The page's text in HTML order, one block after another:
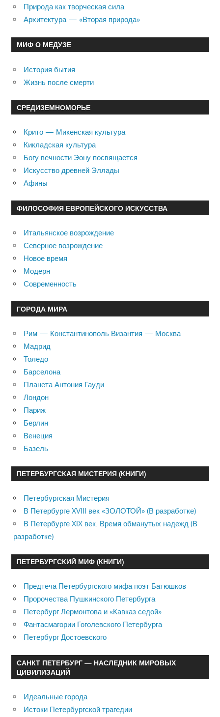
Природа как творческая сила
Архитектура — «Вторая природа»
МИФ О МЕДУЗЕ
История бытия
Жизнь после смерти
СРЕДИЗЕМНОМОРЬЕ
Крито — Микенская культура
Кикладская культура
Богу вечности Эону посвящается
Искусство древней Эллады
Афины
ФИЛОСОФИЯ ЕВРОПЕЙСКОГО ИСКУССТВА
Итальянское возрождение
Северное возрождение
Новое время
Модерн
Современность
ГОРОДА МИРА
Рим — Константинополь Византия — Москва
Мадрид
Толедо
Барселона
Планета Антония Гауди
Лондон
Париж
Берлин
Венеция
Базель
ПЕТЕРБУРГСКАЯ МИСТЕРИЯ (КНИГИ)
Петербургская Мистерия
В Петербурге XVIII век «ЗОЛОТОЙ» (В разработке)
В Петербурге XIX век. Время обманутых надежд (В
разработке)
ПЕТЕРБУРГСКИЙ МИФ (КНИГИ)
Предтеча Петербургского мифа поэт Батюшков
Пророчества Пушкинского Петербурга
Петербург Лермонтова и «Кавказ седой»
Фантасмагории Гоголевского Петербурга
Петербург Достоевского
САНКТ ПЕТЕРБУРГ — НАСЛЕДНИК МИРОВЫХ
ЦИВИЛИЗАЦИЙ
Идеальные города
Истоки Петербургской трагедии